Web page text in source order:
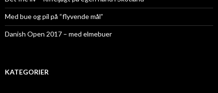
Med bue og pil på “flyvende mål”
Danish Open 2017 – med elmebuer
KATEGORIER